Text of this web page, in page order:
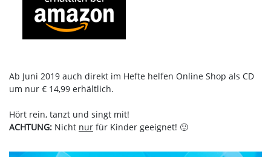
Ab Juni 2019 auch direkt im Hefte helfen Online Shop als CD
um nur € 14,99 erhältlich.
Hört rein, tanzt und singt mit!
ACHTUNG: Nicht nur für Kinder geeignet! 🙂